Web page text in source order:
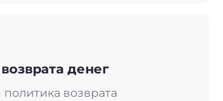
денег
политика возврата